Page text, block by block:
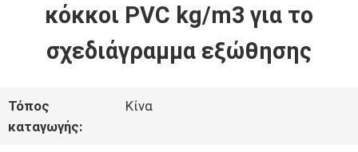
ΠΡΟΪΌΝΤΑ
ΣΧΕΤΙΚΆ
ΜΕ
κόκκοι PVC kg/m3 για το
σχεδιάγραμμα εξώθησης
Τόπος
καταγωγής:
Κίνα